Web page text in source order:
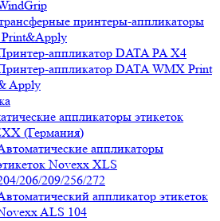
принтеры-аппликаторы
аппликатор DATA PA Х4
аппликатор DATA WMX Print
Apply
аппликаторы этикеток
(Германия)
аппликаторы
Novexx XLS
206/209/256/272
аппликатор этикеток
ALS 104